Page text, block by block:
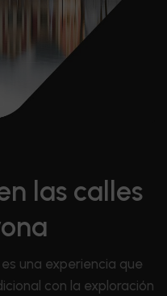
las calles
una experiencia que
con la exploración